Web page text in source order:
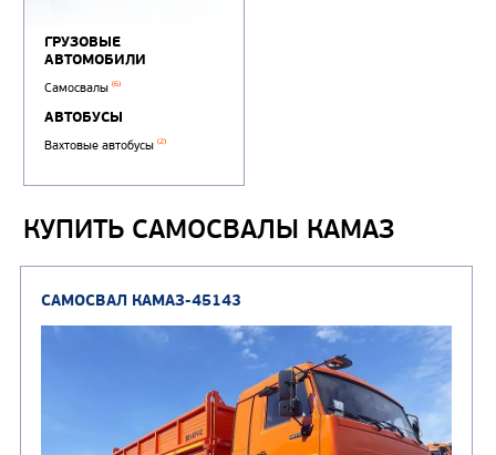
КУПИТЬ САМОСВАЛЫ КАМАЗ